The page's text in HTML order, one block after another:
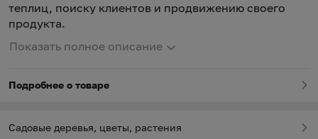
теплиц, поиску клиентов и продвижению своего
продукта.
Показать полное описание
Подробнее о товаре
Садовые деревья, цветы, растения